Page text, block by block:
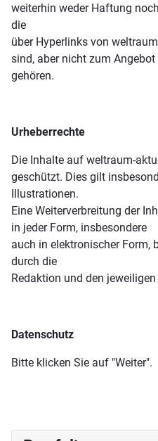
weiterhin weder Haftung
die
über Hyperlinks von
sind, aber nicht zum
gehören.
Urheberrechte
Die Inhalte auf weltraum-
geschützt. Dies gilt
Illustrationen.
Eine Weiterverbreitung der
in jeder Form, insbesondere
auch in elektronischer Form,
durch die
Redaktion und den jeweiligen
Datenschutz
Bitte klicken Sie auf "Weiter".